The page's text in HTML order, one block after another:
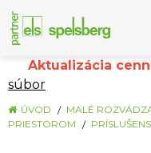
Aktualizácia
súbor
ÚVOD MALÉ
PRIESTOROM